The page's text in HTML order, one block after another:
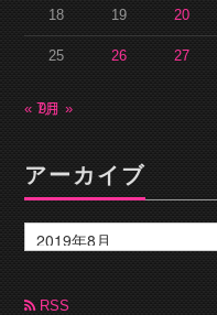
18 19 20
25 26 27
« 7月9月 »
アーカイブ
ー
カ
ブ RSS